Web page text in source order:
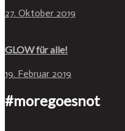
27. Oktober 2019
GLOW für alle!
19. Februar 2019
#moregoesnot